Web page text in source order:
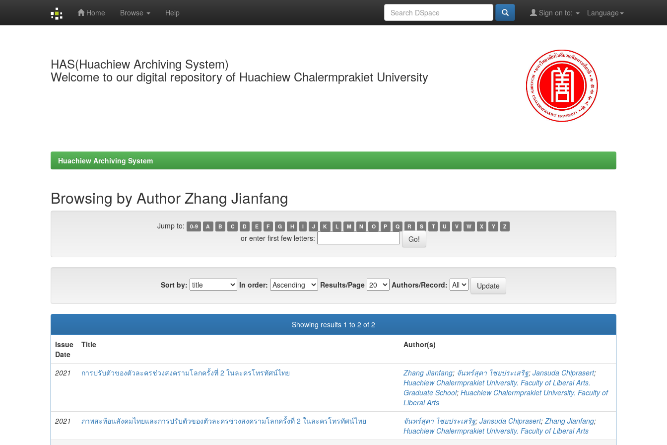
Home Browse Help Language
Sign on to:
HAS(Huachiew Archiving System)
Welcome to our digital repository of Huachiew Chalermprakiet University
Huachiew Archiving System
Browsing by Author Zhang Jianfang
Jump to: 0-9 A B C D E F G H I J K L M N O P Q R S T U V W X Y Z
or enter first few letters:
Sort by: In order: Results/Page Authors/Record:
Showing results 1 to 2 of 2
Issue
Date
Title Author(s)
2021 การปรับตัวของตัวละครช่วงสงครามโลกครั้งที่ 2 ในละครโทรทัศน์ไทย Zhang Jianfang; จันทร์สุดา ไชยประเสริฐ; Jansuda Chiprasert;
Huachiew Chalermprakiet University. Faculty of Liberal Arts.
Graduate School; Huachiew Chalermprakiet University. Faculty of
Liberal Arts
2021
ภาพสะท้อนสังคมไทยและการปรับตัวของตัวละครช่วงสงครามโลกครั้งที่ 2 ในละครโทรทัศน์ไทย จันทร์สุดา ไชยประเสริฐ; Jansuda Chiprasert;Zhang Jianfang;
Huachiew Chalermprakiet University. Faculty of Liberal Arts